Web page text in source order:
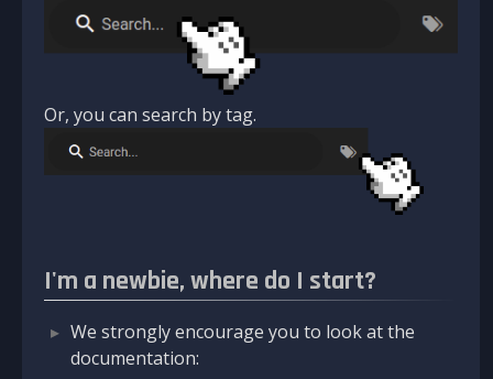
Or, you can search by tag.
I'm a newbie, where do I start?
We strongly encourage you to look at the
documentation: